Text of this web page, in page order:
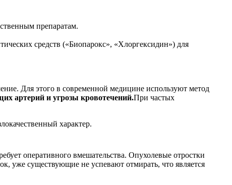
препаратам.
средств («Биопарокс», «Хлоргексидин») для
Для этого в современной медицине используют метод
артерий и угрозы кровотечений.При частых
характер.
оперативного вмешательства. Опухолевые отростки
уже существующие не успевают отмирать, что является